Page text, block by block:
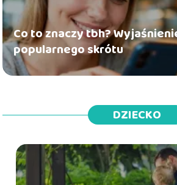
Co to znaczy tbh?
popularnego skrótu
DZIECKO